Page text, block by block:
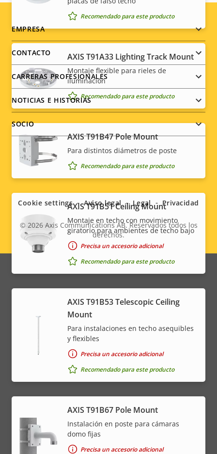
Recomendado para este producto
AXIS T91A33 Lighting Track Mount
Montaje flexible para rieles de
iluminación
Recomendado para este producto
AXIS T91B47 Pole Mount
Para distintos diámetros de poste
Recomendado para este producto
AXIS T91B51 Ceiling Mount
Montaje en techo con movimiento
giratorio para ambientes de techo bajo
Precisa un accesorio adicional
Recomendado para este producto
AXIS T91B53 Telescopic Ceiling
Mount
Para instalaciones en techo asequibles
y flexibles
Precisa un accesorio adicional
Recomendado para este producto
AXIS T91B67 Pole Mount
Instalación en poste para cámaras
domo fijas
Precisa un accesorio adicional
Footer
menu
EMPRESA
CONTACTO
CARRERAS PROFESIONALES
NOTICIAS E HISTORIAS
SOCIO
Social
menu
Legal
© 2026Axis Communications AB. Reservados todos los
derechos.
Cookie settings Aviso legal Legal Privacidad